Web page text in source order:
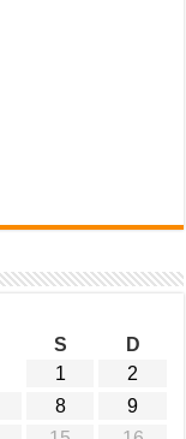
S
D
1
2
8
9